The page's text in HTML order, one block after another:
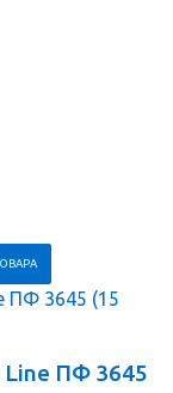
Line ПФ 3645